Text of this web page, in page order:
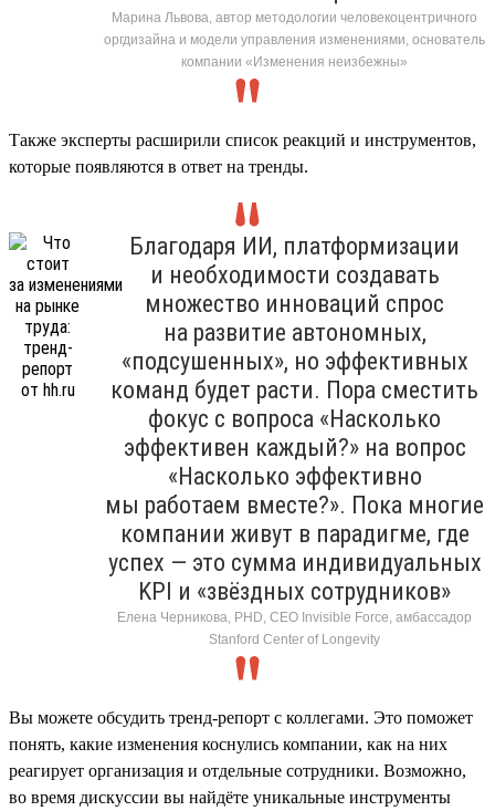
Марина Львова, автор методологии человекоцентричного
оргдизайна и модели управления изменениями, основатель
компании «Изменения неизбежны»
Также эксперты расширили список реакций и инструментов,
которые появляются в ответ на тренды.
Благодаря ИИ, платформизации
и необходимости создавать
множество инноваций спрос
на развитие автономных,
«подсушенных», но эффективных
команд будет расти. Пора сместить
фокус с вопроса «Насколько
эффективен каждый?» на вопрос
«Насколько эффективно
мы работаем вместе?». Пока многие
компании живут в парадигме, где
успех — это сумма индивидуальных
KPI и «звёздных сотрудников»
Елена Черникова, PHD, CEO Invisible Force, амбассадор
Stanford Center of Longevity
Вы можете обсудить тренд-репорт с коллегами. Это поможет
понять, какие изменения коснулись компании, как на них
реагирует организация и отдельные сотрудники. Возможно,
во время дискуссии вы найдёте уникальные инструменты